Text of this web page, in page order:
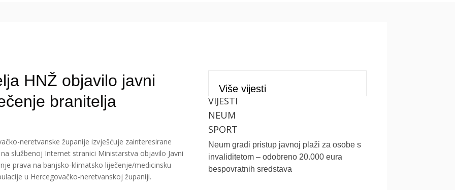
HNŽ objavilo javni
branitelja
neretvanske županije izvješćuje zainteresirane
službenoj Internet stranici Ministarstva objavilo Javni
prava na banjsko-klimatsko liječenje/medicinsku
u Hercegovačko-neretvanskoj županiji.
Više vijesti
VIJESTI
NEUM
SPORT
Neum gradi pristup javnoj plaži za osobe s
invaliditetom – odobreno 20.000 eura
bespovratnih sredstava